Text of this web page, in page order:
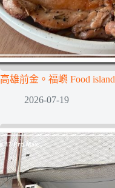
高雄前金。福嶼 Food island
2026-07-19